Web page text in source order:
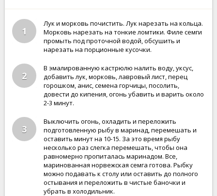
1
Лук и морковь почистить. Лук нарезать на кольца.
Морковь нарезать на тонкие ломтики. Филе семги
промыть под проточной водой, обсушить и
нарезать на порционные кусочки.
2
В эмалированную кастрюлю налить воду, уксус,
добавить лук, морковь, лавровый лист, перец
горошком, анис, семена горчицы, посолить,
довести до кипения, огонь убавить и варить около
2-3 минут.
3
Выключить огонь, охладить и переложить
подготовленную рыбу в маринад, перемешать и
оставить минут на 10-15. За это время рыбу
несколько раз слегка перемешать, чтобы она
равномерно пропиталась маринадом. Все,
маринованная норвежская семга готова. Рыбку
можно подавать к столу или оставить до полного
остывания и переложить в чистые баночки и
убрать в холодильник.